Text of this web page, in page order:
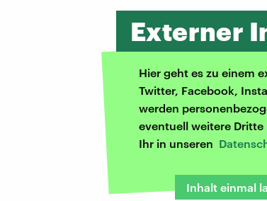
Externer
Hier geht es zu einem
Twitter, Facebook,
werden
eventuell weitere
Ihr in unseren
Inhalt einmal